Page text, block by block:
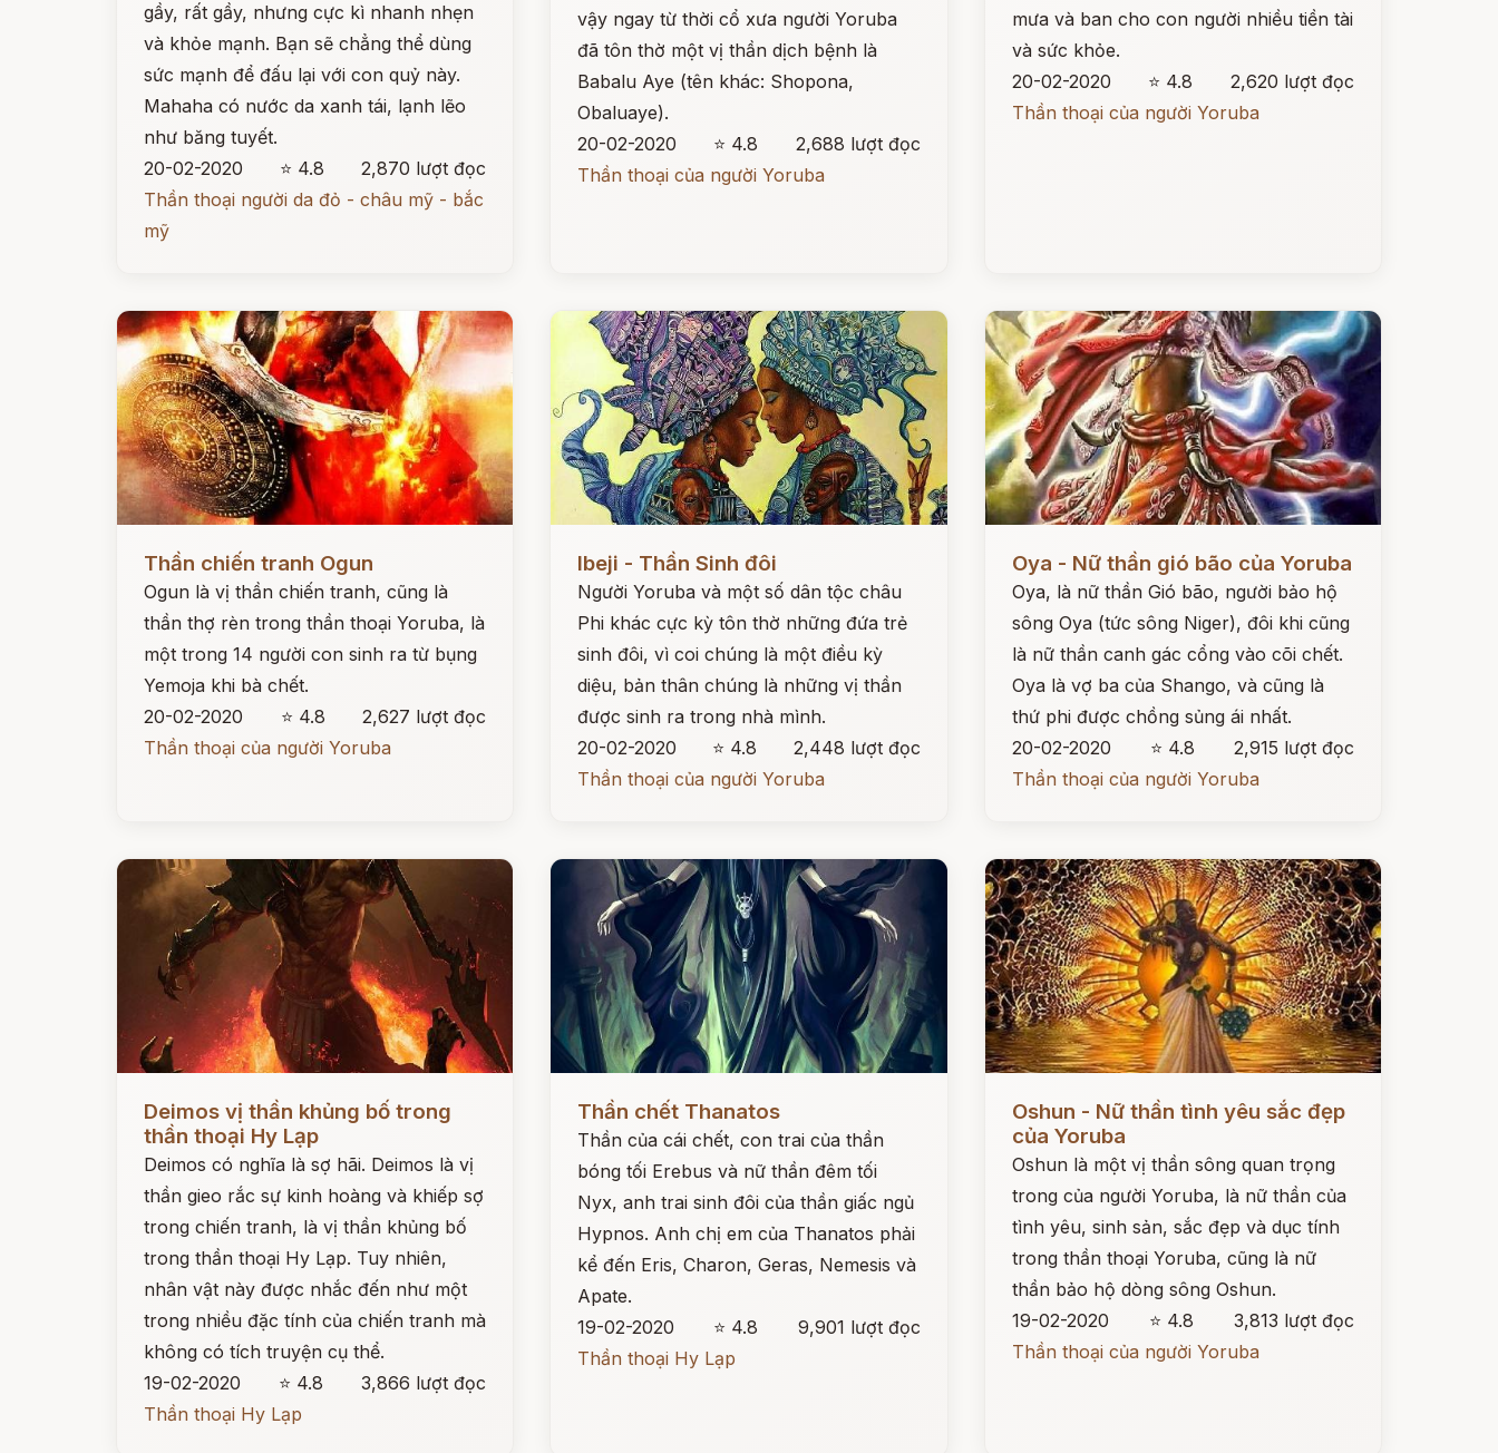
gầy, rất gầy, nhưng cực kì nhanh nhẹn
và khỏe mạnh. Bạn sẽ chẳng thể dùng
sức mạnh để đấu lại với con quỷ này.
Mahaha có nước da xanh tái, lạnh lẽo
như băng tuyết.
20-02-2020
⭐ 4.8
2,870 lượt đọc
Thần thoại người da đỏ - châu mỹ - bắc
mỹ
vậy ngay từ thời cổ xưa người Yoruba
đã tôn thờ một vị thần dịch bệnh là
Babalu Aye (tên khác: Shopona,
Obaluaye).
20-02-2020
⭐ 4.8
2,688 lượt đọc
Thần thoại của người Yoruba
mưa và ban cho con người nhiều tiền tài
và sức khỏe.
20-02-2020
⭐ 4.8
2,620 lượt đọc
Thần thoại của người Yoruba
Đọc ngay
Thần chiến tranh Ogun
Ogun là vị thần chiến tranh, cũng là
thần thợ rèn trong thần thoại Yoruba, là
một trong 14 người con sinh ra từ bụng
Yemoja khi bà chết.
20-02-2020
⭐ 4.8
2,627 lượt đọc
Thần thoại của người Yoruba
Ibeji - Thần Sinh đôi
Người Yoruba và một số dân tộc châu
Phi khác cực kỳ tôn thờ những đứa trẻ
sinh đôi, vì coi chúng là một điều kỳ
diệu, bản thân chúng là những vị thần
được sinh ra trong nhà mình.
20-02-2020
⭐ 4.8
2,448 lượt đọc
Thần thoại của người Yoruba
Oya - Nữ thần gió bão của Yoruba
Oya, là nữ thần Gió bão, người bảo hộ
sông Oya (tức sông Niger), đôi khi cũng
là nữ thần canh gác cổng vào cõi chết.
Oya là vợ ba của Shango, và cũng là
thứ phi được chồng sủng ái nhất.
20-02-2020
⭐ 4.8
2,915 lượt đọc
Thần thoại của người Yoruba
Deimos vị thần khủng bố trong
thần thoại Hy Lạp
Deimos có nghĩa là sợ hãi. Deimos là vị
thần gieo rắc sự kinh hoàng và khiếp sợ
trong chiến tranh, là vị thần khủng bố
trong thần thoại Hy Lạp. Tuy nhiên,
nhân vật này được nhắc đến như một
trong nhiều đặc tính của chiến tranh mà
không có tích truyện cụ thể.
19-02-2020
⭐ 4.8
3,866 lượt đọc
Thần thoại Hy Lạp
Đọc ngay
Thần chết Thanatos
Thần của cái chết, con trai của thần
bóng tối Erebus và nữ thần đêm tối
Nyx, anh trai sinh đôi của thần giấc ngủ
Hypnos. Anh chị em của Thanatos phải
kể đến Eris, Charon, Geras, Nemesis và
Apate.
19-02-2020
⭐ 4.8
9,901 lượt đọc
Thần thoại Hy Lạp
Oshun - Nữ thần tình yêu sắc đẹp
của Yoruba
Oshun là một vị thần sông quan trọng
trong của người Yoruba, là nữ thần của
tình yêu, sinh sản, sắc đẹp và dục tính
trong thần thoại Yoruba, cũng là nữ
thần bảo hộ dòng sông Oshun.
19-02-2020
⭐ 4.8
3,813 lượt đọc
Thần thoại của người Yoruba